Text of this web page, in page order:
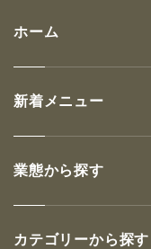
ホーム
新着メニュー
業態から探す
カテゴリーから探す